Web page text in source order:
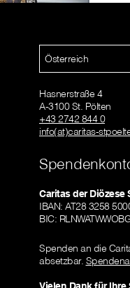
Österreich
Hasnerstraße 4
A-3100 St. Pölten
+43 2742 844 0
info(at)caritas-
Caritas der Diözese
IBAN: AT28 3258
BIC:
Spenden an die
absetzbar.